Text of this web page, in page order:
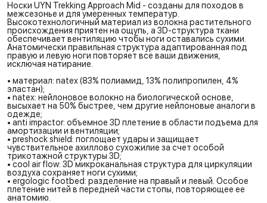
Носки UYN Trekking Approach Mid - созданы для походов в
межсезонье и для умеренных температур.
Высокотехнологичный материал из волокна растительного
происхождения приятен на ощупь, а 3D-структура ткани
обеспечивает вентиляцию чтобы ноги оставались сухими.
Анатомически правильная структура адаптированная под
правую и левую ноги повторяет все ваши движения,
исключая натирание.
• материал: natex (83% полиамид, 13% полипропилен, 4%
эластан);
• natex: нейлоновое волокно на биологической основе,
высыхает на 50% быстрее, чем другие нейлоновые аналоги в
одежде;
• anti impactor: объемное 3D плетение в области подъема для
амортизации и вентиляции;
• preshock shield: поглощает удары и защищает
чувствительное ахиллово сухожилие за счет особой
трикотажной структуры 3D;
• cool air flow: 3D микроканальная структура для циркуляции
воздуха сохраняет ноги сухими;
• ergologic footbed: разделение на правый и левый. Особое
плетение нитей в передней части стопы, повторяющее ее
анатомию.